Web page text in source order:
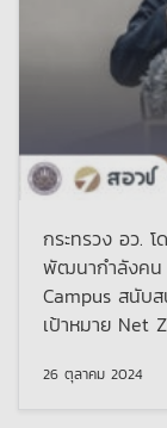
กระทรวง อว.
พัฒนากำลังคน
Campus สนับ
เป้าหมาย Net
26 ตุลาคม 2024